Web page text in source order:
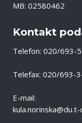
MB: 02580462
Kontakt
Telefon: 020/693-
Telefax: 020/693-
E-mail: